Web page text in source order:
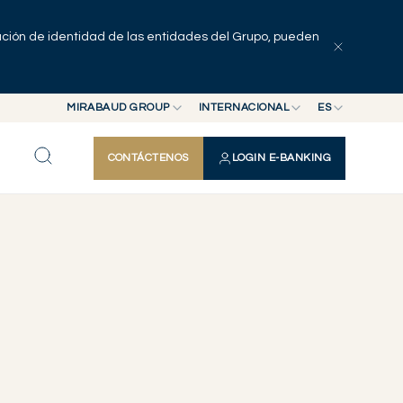
de identidad de las entidades del Grupo, pueden
MIRABAUD GROUP
MIRABAUD GROUP
MIRABAUD ASSET MANAGEMENT
INTERNACIONAL
INTERNACIONAL
SUIZA
ES
EN
FR
CONTÁCTENOS LOGIN E-BANKING